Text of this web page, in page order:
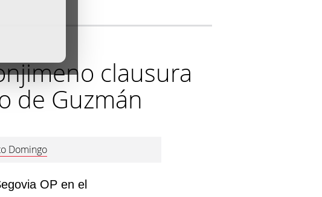
clausura
de Guzmán
Domingo
OP en el